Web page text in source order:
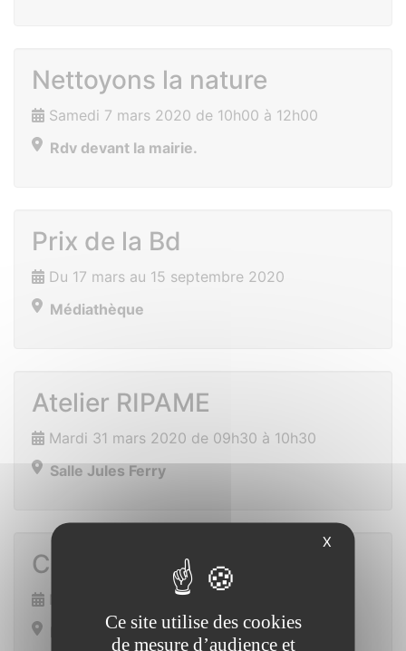
Nettoyons la nature
Samedi 7 mars 2020 de 10h00 à 12h00
Rdv devant la mairie.
Prix de la Bd
Du 17 mars au 15 septembre 2020
Médiathèque
Atelier RIPAME
Mardi 31 mars 2020 de 09h30 à 10h30
Salle Jules Ferry
Chasse à l’oeuf
Mercredi 15 avril 2020 de 16h00 à 16h30
Ensemble polyvalent
X
Ce site utilise des cookies
de mesure d’audience et